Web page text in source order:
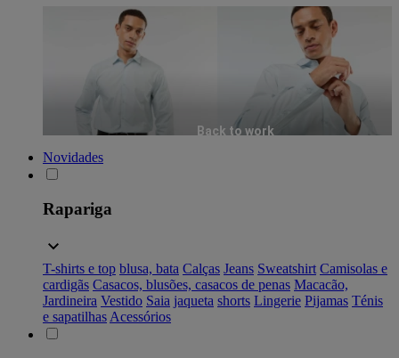
Back to work
Novidades
Rapariga
T-shirts e top blusa, bata Calças Jeans Sweatshirt Camisolas e
cardigãs Casacos, blusões, casacos de penas Macacão,
Jardineira Vestido Saia jaqueta shorts Lingerie Pijamas Ténis
e sapatilhas Acessórios